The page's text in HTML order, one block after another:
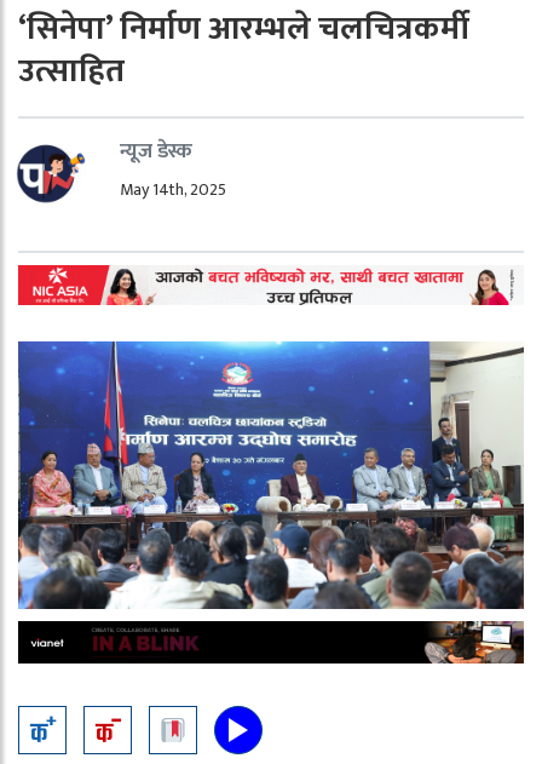
‘सिनेपा’ निर्माण आरम्भले चलचित्रकर्मी
उत्साहित
न्यूज डेस्क
May 14th, 2025